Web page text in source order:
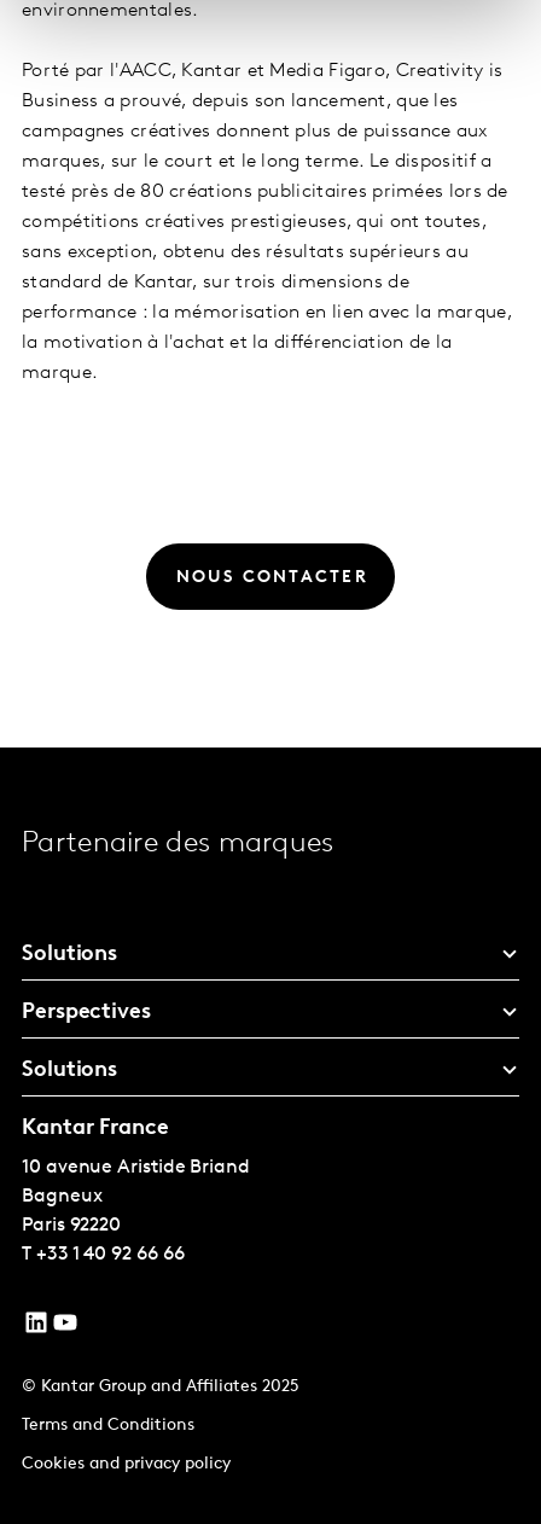
environnementales.
Porté par l'AACC, Kantar et Media Figaro, Creativity is
Business a prouvé, depuis son lancement, que les
campagnes créatives donnent plus de puissance aux
marques, sur le court et le long terme. Le dispositif a
testé près de 80 créations publicitaires primées lors de
compétitions créatives prestigieuses, qui ont toutes,
sans exception, obtenu des résultats supérieurs au
standard de Kantar, sur trois dimensions de
performance : la mémorisation en lien avec la marque,
la motivation à l'achat et la différenciation de la
marque.
NOUS CONTACTER
Partenaire des marques
Solutions
Perspectives
Solutions
Kantar France
10 avenue Aristide Briand
Bagneux
Paris 92220
T +33 1 40 92 66 66
© Kantar Group and Affiliates 2025
Terms and Conditions
Cookies and privacy policy